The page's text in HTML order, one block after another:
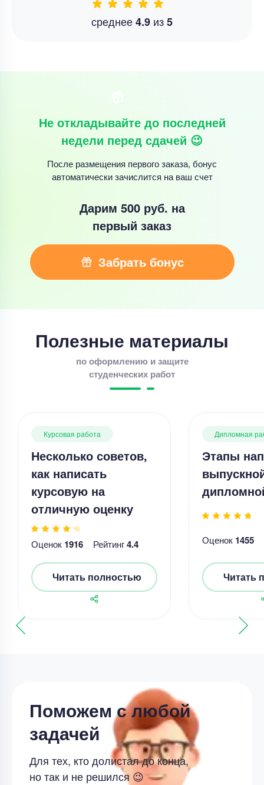
среднее4.9 из5
Не откладывайте до последней
недели перед сдачей 😉
После размещения первого заказа, бонус
автоматически зачислится на ваш счет
Дарим 500 руб. на
первый заказ
Забрать бонус
Полезные материалы
по оформлению и защите
студенческих работ
Курсовая работа
Несколько советов,
как написать
курсовую на
отличную оценку
Оценок 1916 Рейтинг4.4
Читать полностью
Дипломная
Этапы
Оценок 1455
Читать
Поможем с любой
задачей
Для тех, кто долистал до конца,
но так и не решился 😉